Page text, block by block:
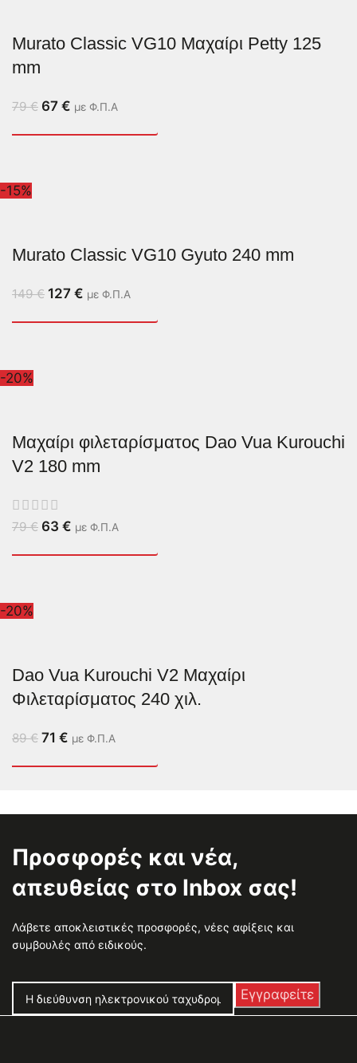
Murato Classic VG10 Μαχαίρι Petty 125
mm
79€ 67 € με Φ.Π.Α
-15%
Murato Classic VG10 Gyuto 240 mm
149€ 127 € με Φ.Π.Α
-20%
Μαχαίρι φιλεταρίσματος Dao Vua Kurouchi
V2 180 mm
79€ 63 € με Φ.Π.Α
-20%
Dao Vua Kurouchi V2 Μαχαίρι
Φιλεταρίσματος 240 χιλ.
89€ 71 € με Φ.Π.Α
Προσφορές και νέα,
απευθείας στο Inbox σας!
Λάβετε αποκλειστικές προσφορές, νέες αφίξεις και
συμβουλές από ειδικούς.